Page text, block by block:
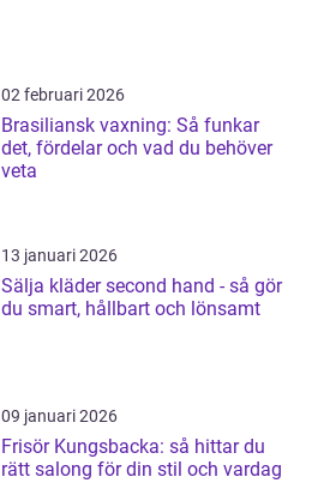
02 februari 2026
Brasiliansk vaxning: Så funkar
det, fördelar och vad du behöver
veta
13 januari 2026
Sälja kläder second hand - så gör
du smart, hållbart och lönsamt
09 januari 2026
Frisör Kungsbacka: så hittar du
rätt salong för din stil och vardag